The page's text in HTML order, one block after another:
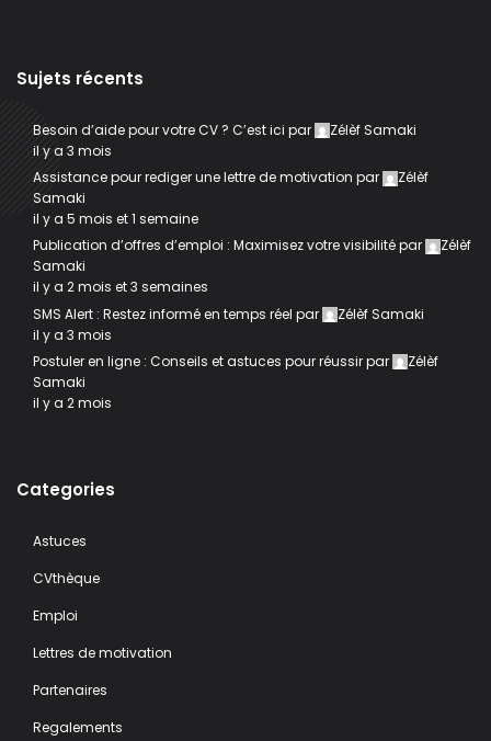
Sujets récents
Besoin d’aide pour votre CV ? C’est ici par
Zélèf Samaki
il y a 3 mois
Assistance pour rediger une lettre de motivation par
Zélèf
Samaki
il y a 5 mois et 1 semaine
Publication d’offres d’emploi : Maximisez votre visibilitépar
Zélèf
Samaki
il y a 2 mois et 3 semaines
SMS Alert : Restez informé en temps réel par
Zélèf Samaki
il y a 3 mois
Postuler en ligne : Conseils et astuces pour réussirpar
Zélèf
Samaki
il y a 2 mois
Categories
Astuces
CVthèque
Emploi
Lettres de motivation
Partenaires
Regalements